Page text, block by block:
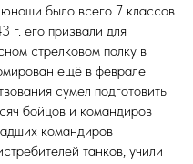
было всего 7 классов
г. его призвали для
стрелковом полку в
ещё в феврале
сумел подготовить
бойцов и командиров
командиров
танков, учили